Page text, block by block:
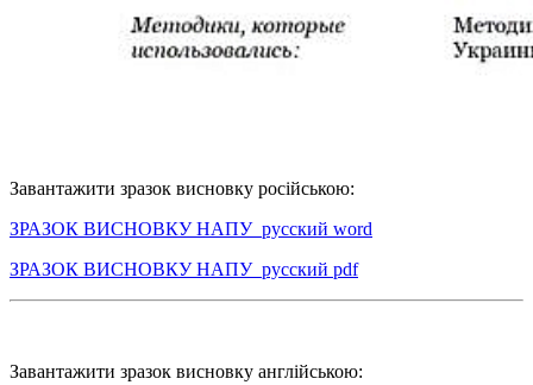
Завантажити зразок висновку російською:
ЗРАЗОК ВИСНОВКУ НАПУ_русский word
ЗРАЗОК ВИСНОВКУ НАПУ_русский pdf
Завантажити зразок висновку англійською: